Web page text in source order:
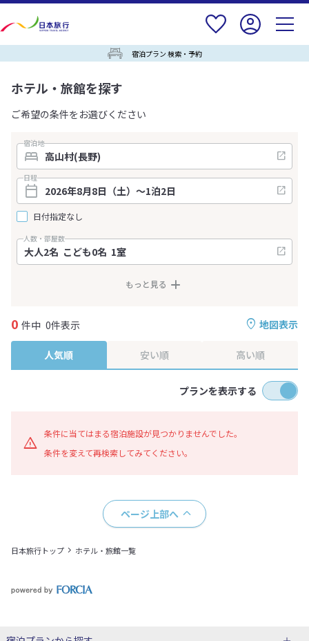
宿泊プラン 検索・予約
ホテル・旅館を探す
ご希望の条件をお選びください
宿泊地
日程
日付指定なし
人数・部屋数
もっと見る
地図表示
0 件中 0件表示
人気順 安い順 高い順
プランを表示する
条件に当てはまる宿泊施設が見つかりませんでした。
条件を変えて再検索してみてください。
ページ上部へ
日本旅行トップ ホテル・旅館一覧